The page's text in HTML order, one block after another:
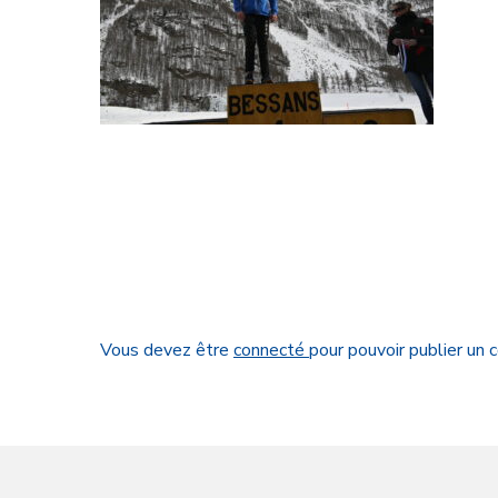
Vous devez être connecté pour pouvoir publier un